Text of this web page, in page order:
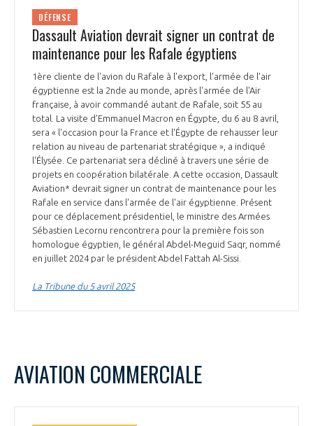
DÉFENSE
Dassault Aviation devrait signer un contrat de
maintenance pour les Rafale égyptiens
1ère cliente de l'avion du Rafale à l'export, l'armée de l'air
égyptienne est la 2nde au monde, après l'armée de l'Air
française, à avoir commandé autant de Rafale, soit 55 au
total. La visite d’Emmanuel Macron en Égypte, du 6 au 8 avril,
sera « l'occasion pour la France et l'Égypte de rehausser leur
relation au niveau de partenariat stratégique », a indiqué
l'Élysée. Ce partenariat sera décliné à travers une série de
projets en coopération bilatérale. A cette occasion, Dassault
Aviation* devrait signer un contrat de maintenance pour les
Rafale en service dans l'armée de l'air égyptienne. Présent
pour ce déplacement présidentiel, le ministre des Armées
Sébastien Lecornu rencontrera pour la première fois son
homologue égyptien, le général Abdel-Meguid Saqr, nommé
en juillet 2024 par le président Abdel Fattah Al-Sissi.
La Tribune du 5 avril 2025
AVIATION COMMERCIALE